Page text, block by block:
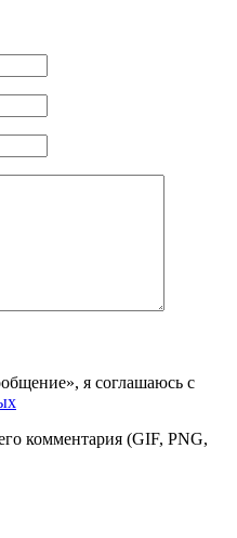
я соглашаюсь с
комментария (GIF, PNG,